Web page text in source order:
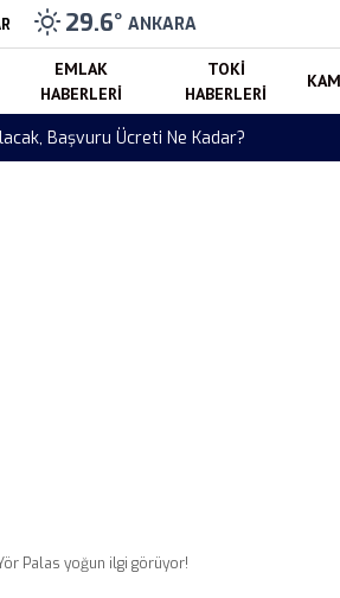
29.6° ANKARA
EMLAK
HABERLERI
TOKI
HABERLERI
Kaç TL? Dolar, Euro ve Sterlin
Palas yoğun ilgi görüyor!